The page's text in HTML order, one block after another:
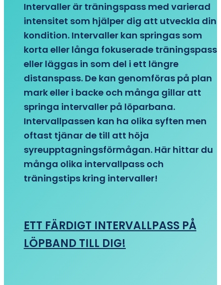
Intervaller är träningspass med varierad
intensitet som hjälper dig att utveckla din
kondition. Intervaller kan springas som
korta eller långa fokuserade träningspass
eller läggas in som del i ett längre
distanspass. De kan genomföras på plan
mark eller i backe och många gillar att
springa intervaller på löparbana.
Intervallpassen kan ha olika syften men
oftast tjänar de till att höja
syreupptagningsförmågan. Här hittar du
många olika intervallpass och
träningstips kring intervaller!
ETT FÄRDIGT INTERVALLPASS PÅ
LÖPBAND TILL DIG!